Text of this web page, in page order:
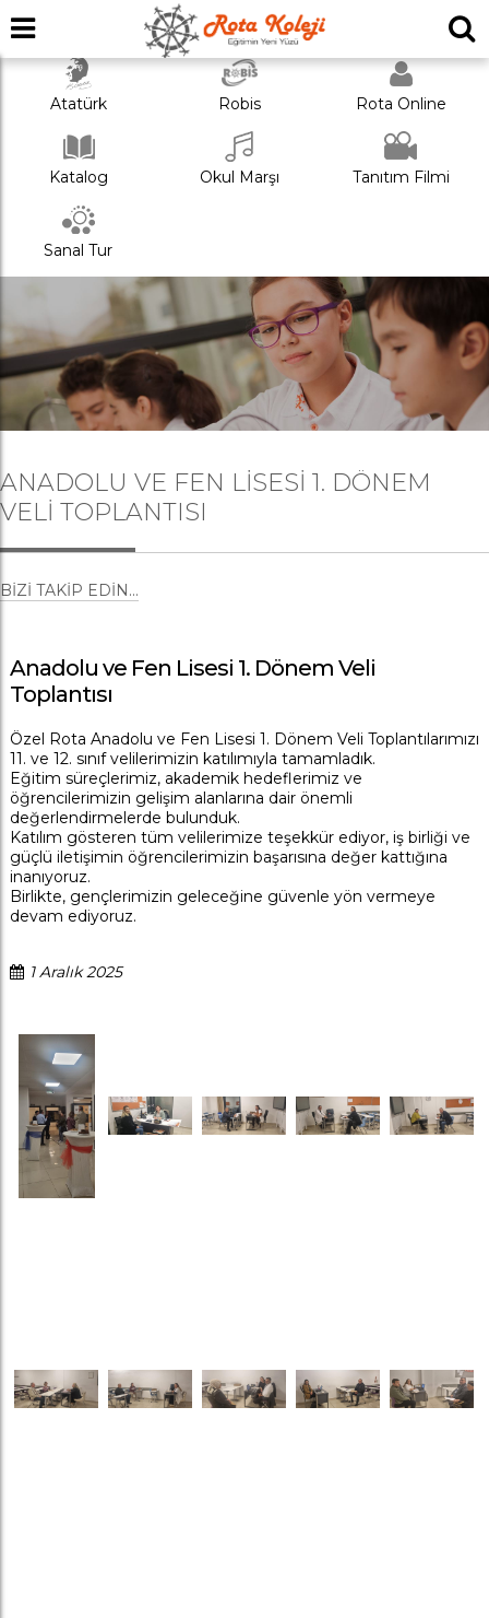
Atatürk Robis Rota Online
Katalog Okul Marşı Tanıtım Filmi
Sanal Tur
ANADOLU VE FEN LISESI 1. DÖNEM
VELI TOPLANTISI
BIZI TAKIP EDIN...
Anadolu ve Fen Lisesi 1. Dönem Veli
Toplantısı
Özel Rota Anadolu ve Fen Lisesi 1. Dönem Veli Toplantılarımızı
11. ve 12. sınıf velilerimizin katılımıyla tamamladık.
Eğitim süreçlerimiz, akademik hedeflerimiz ve
öğrencilerimizin gelişim alanlarına dair önemli
değerlendirmelerde bulunduk.
Katılım gösteren tüm velilerimize teşekkür ediyor, iş birliği ve
güçlü iletişimin öğrencilerimizin başarısına değer kattığına
inanıyoruz.
Birlikte, gençlerimizin geleceğine güvenle yön vermeye
devam ediyoruz.
1 Aralık 2025